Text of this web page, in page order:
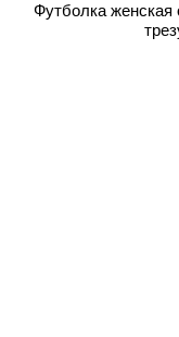
Футболка женская